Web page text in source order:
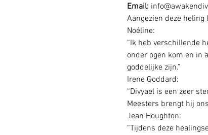
Email:
Aangezien deze
Noéline:
“Ik heb verschillende
onder ogen kom en in
goddelijke zijn.”
Irene Goddard:
“Divyael is een zeer
Meesters brengt hij
Jean Houghton:
“Tijdens deze